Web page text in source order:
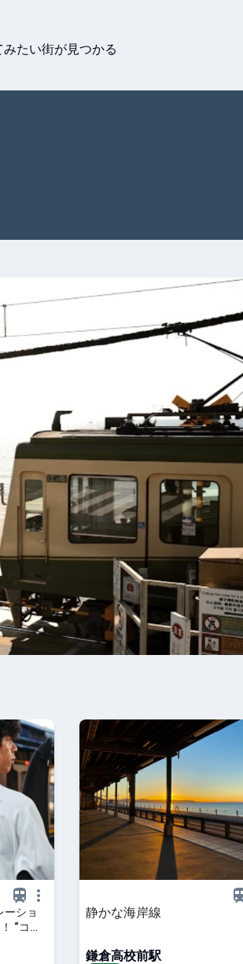
たい街が見つかる
ーショ
“コラ
静かな海岸線
鎌倉高校前駅